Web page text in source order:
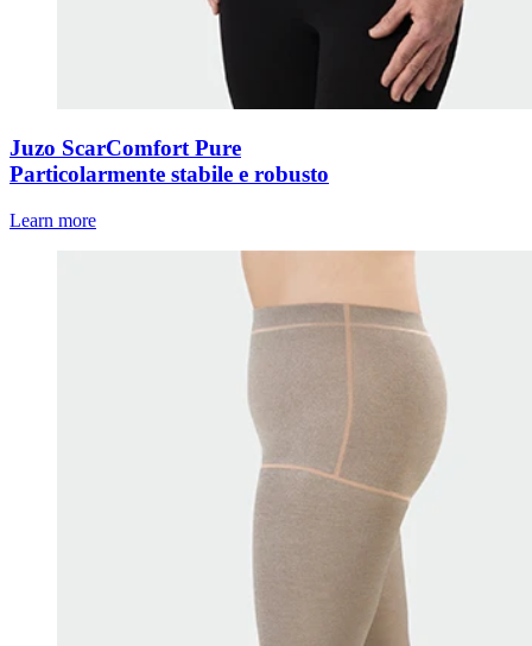
Juzo ScarComfort Pure
Particolarmente stabile e robusto
Learn more